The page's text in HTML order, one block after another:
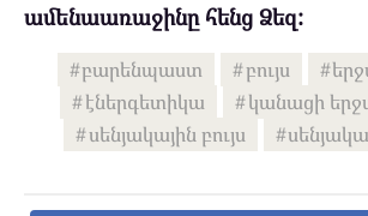
ամենաառաջինը հենց Ձեզ:
բարենպաստ բույս
էներգետիկա
կանացի
սենյակային բույս